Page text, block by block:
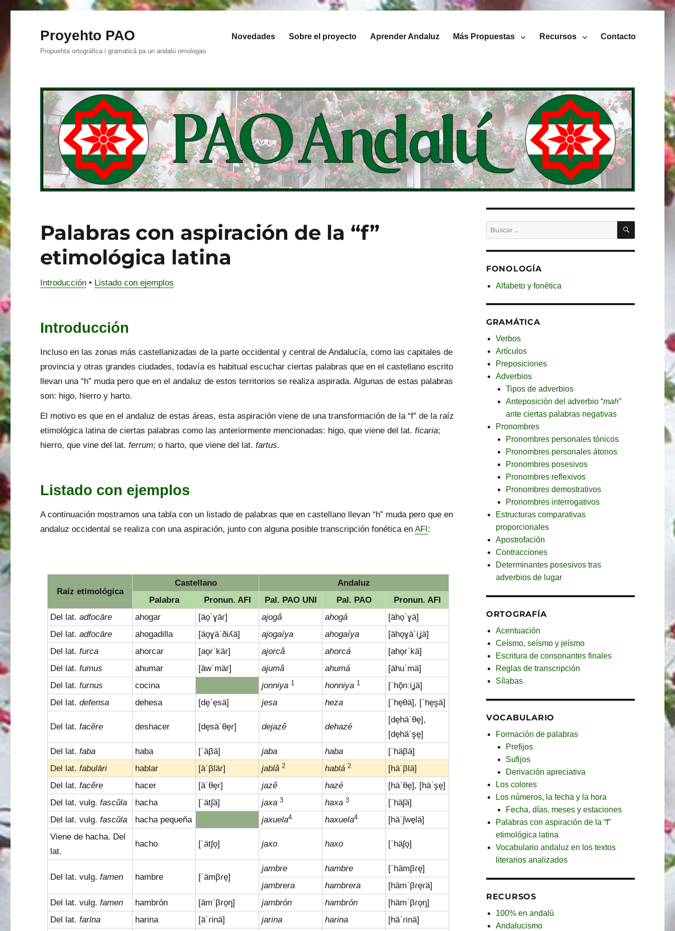
Proyehto PAO
Propuehta ortográfica i gramaticâ pa un andalú omologao
Novedades Sobre el proyecto Aprender Andaluz Más Propuestas Recursos Contacto
Palabras con aspiración de la “f”
etimológica latina
Introducción • Listado con ejemplos
Introducción
Incluso en las zonas más castellanizadas de la parte occidental y central de Andalucía, como las capitales de
provincia y otras grandes ciudades, todavía es habitual escuchar ciertas palabras que en el castellano escrito
llevan una “h” muda pero que en el andaluz de estos territorios se realiza aspirada. Algunas de estas palabras
son: higo, hierro y harto.
El motivo es que en el andaluz de estas áreas, esta aspiración viene de una transformación de la “f” de la raíz
etimológica latina de ciertas palabras como las anteriormente mencionadas: higo, que viene del lat.ficaria;
hierro, que vine del lat.ferrum; o harto, que viene del lat.fartus.
Listado con ejemplos
A continuación mostramos una tabla con un listado de palabras que en castellano llevan “h” muda pero que en
andaluz occidental se realiza con una aspiración, junto con alguna posible transcripción fonética enAFI:
Raíz etimológica
Castellano
Andaluz
Palabra
Pronun. AFI Pal. PAO UNI Pal. PAO
Pronun. AFI
Del lat.adfocāre ahogar [äo̞ˈɣäɾ] ajogâ ahogá
[äho̞ˈɣä]
Del lat.adfocāre ahogadilla [äo̞ɣäˈðiʎä] ajogaíya ahogaíya
[äho̞ɣäˈiʝä]
Del lat.furca ahorcar [ao̞ɾˈkäɾ] ajorcâ ahorcá
[aho̞ɾˈkä]
Del lat.fumus ahumar [äwˈmäɾ] ajumâ ahumá
[ähuˈmä]
Del lat.furnus cocina jonniya 1 honniya 1
[ˈhõ̞nːiʝä]
Del lat.defensa dehesa [de̞ˈe̞sä] jesa heza [ˈhe̞θä], [ˈhe̞s̻ä]
Del lat.facĕre deshacer [de̞säˈθe̞ɾ] dejazê dehazé
[de̞häˈθe̞],
[de̞häˈs̻e̞]
Del lat.faba haba [ˈäβä] jaba haba
[ˈhäβä]
Del lat.fabulāri hablar [äˈβläɾ] jablâ2 hablá2
[häˈβlä]
Del lat.facĕre hacer [äˈθe̞ɾ] jazê hazé
[häˈθe̞], [häˈs̻e̞]
Del lat. vulg.fascŭla hacha [ˈätʃä] jaxa3 haxa3
[ˈhäʃä]
Del lat. vulg.fascŭla hacha pequeña jaxuela4 haxuela4
[häˈʃwe̞lä]
Viene de hacha. Del
lat.
hacho [ˈätʃo̞] jaxo haxo [ˈhäʃo̞]
Del lat. vulg.famen hambre [ˈämβɾe̞]
jambre hambre
[ˈhämβɾe̞]
jambrera
hambrera
[hämˈβɾe̞ɾä]
Del lat. vulg.famen hambrón [ämˈβɾo̞ŋ] jambrón hambrón
[hämˈβɾo̞ŋ]
Del lat.farīna harina [äˈɾinä] jarina harina
[häˈɾinä]
BUSCAR
FONOLOGÍA
Alfabeto y fonética
GRAMÁTICA
Verbos
Artículos
Preposiciones
Adverbios
Tipos de adverbios
Anteposición del adverbio “mah”
ante ciertas palabras negativas
Pronombres
Pronombres personales tónicos
Pronombres personales átonos
Pronombres posesivos
Pronombres reflexivos
Pronombres demostrativos
Pronombres interrogativos
Estructuras comparativas
proporcionales
Apostrofación
Contracciones
Determinantes posesivos tras
adverbios de lugar
ORTOGRAFÍA
Acentuación
Ceísmo, seísmo y jeísmo
Escritura de consonantes finales
Reglas de transcripción
Sílabas
VOCABULARIO
Formación de palabras
Prefijos
Sufijos
Derivación apreciativa
Los colores
Los números, la fecha y la hora
Fecha, días, meses y estaciones
Palabras con aspiración de la “f”
etimológica latina
Vocabulario andaluz en los textos
literarios analizados
RECURSOS
100% en andalú
Andalucismo